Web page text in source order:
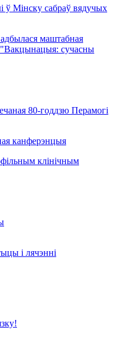
ў Мінску сабраў вядучых
маштабная
"Вакцынацыя: сучасны
80-годдзю Перамогі
канферэнцыя
клінічным
і лячэнні